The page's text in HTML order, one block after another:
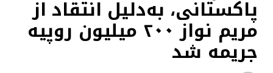
پاکستانی، به‌دلیل انتقاد از
مریم نواز ۲۰۰ میلیون روپیه
جریمه شد